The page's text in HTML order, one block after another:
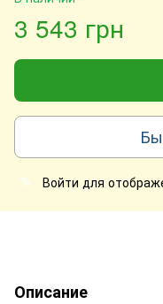
3 543 грн
% Войти для
Описание